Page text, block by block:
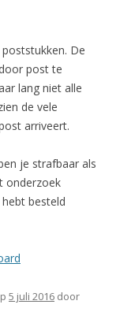
De
post te
lang niet alle
de vele
arriveert.
je strafbaar als
onderzoek
besteld
5 juli 2016 door